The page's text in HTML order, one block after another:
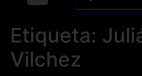
Etiqueta:
Vilchez